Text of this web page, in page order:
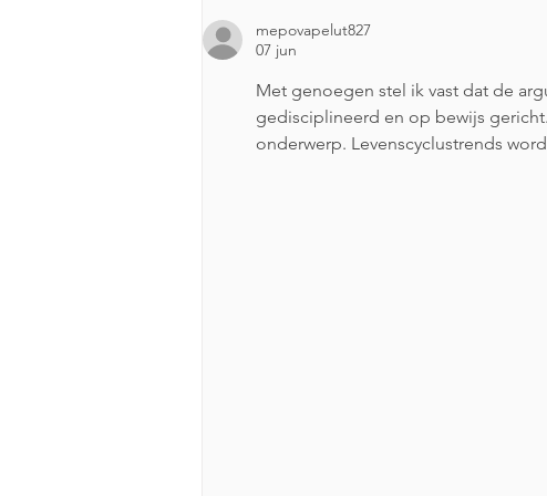
mepovapelut827
07 jun
Met genoegen stel ik vast dat de
gedisciplineerd en op bewijs
onderwerp. Levenscyclustrends